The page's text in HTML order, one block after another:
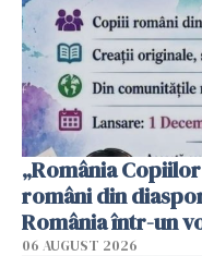
„România
români din
România într-un
06 AUGUST 2026